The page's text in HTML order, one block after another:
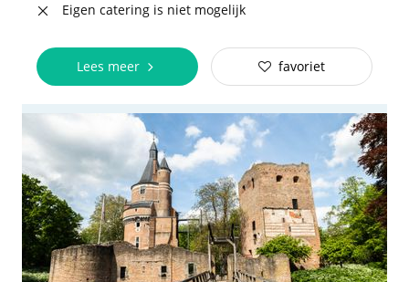
Eigen catering is niet mogelijk
Lees meer favoriet